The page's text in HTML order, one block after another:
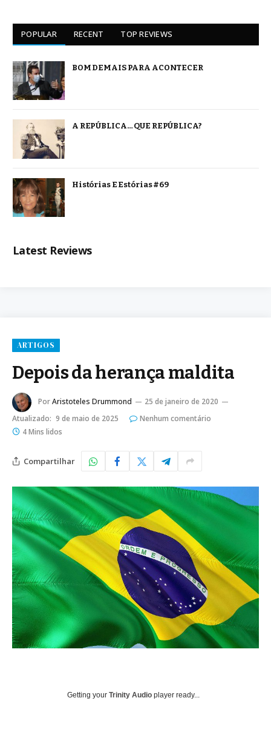
POPULAR RECENT TOP REVIEWS
BOM DEMAIS PARA ACONTECER
A REPÚBLICA… QUE REPÚBLICA?
Histórias E Estórias #69
Latest Reviews
ARTIGOS
Depois da herança maldita
PorAristoteles Drummond
25 de janeiro de 2020
Atualizado: 9 de maio de 2025
Nenhum comentário
4 Mins lidos
Compartilhar
Getting your Trinity Audio player ready...